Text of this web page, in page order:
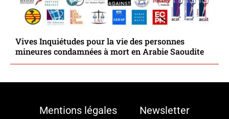
Vives Inquiétudes pour la vie des personnes
mineures condamnées à mort en Arabie Saoudite
Mentions légales
Newsletter